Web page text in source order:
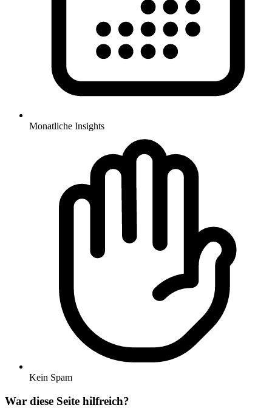
Monatliche Insights
Kein Spam
War diese Seite hilfreich?